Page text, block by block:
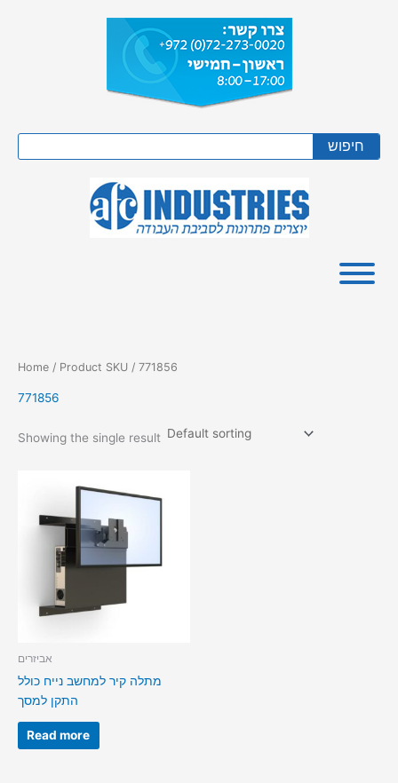
חיפוש
Home / Product SKU / 771856
771856
Showing the single result
אביזרים
מתלה קיר למחשב נייח כולל
התקן למסך
Read more